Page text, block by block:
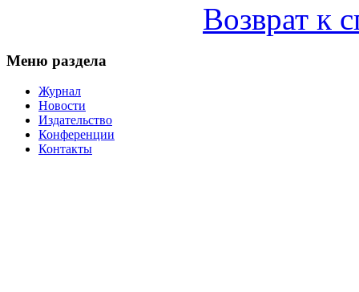
Возврат к
Меню раздела
Журнал
Новости
Издательство
Конференции
Контакты